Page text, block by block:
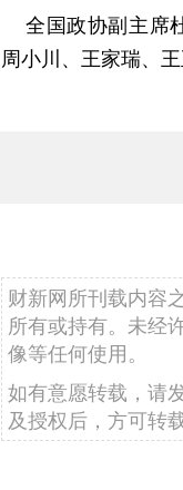
全国政协副主席
周小川、王家瑞、
财新网所刊载内容
所有或持有。未经
像等任何使用。
如有意愿转载，请
及授权后，方可转载